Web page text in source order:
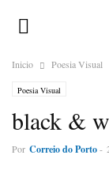
Inicio Poesia Visual
Poesia Visual
black &
Por Correio do Porto-